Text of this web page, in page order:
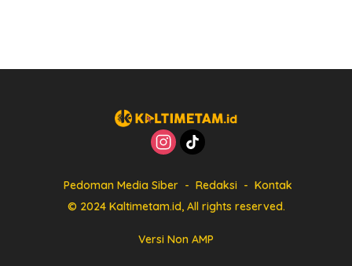
Pedoman Media Siber Redaksi
Kontak
© 2024 Kaltimetam.id, All rights reserved.
Versi Non AMP